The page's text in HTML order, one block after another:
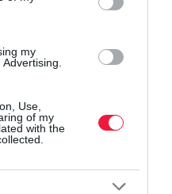
my
Use,
of my
with the